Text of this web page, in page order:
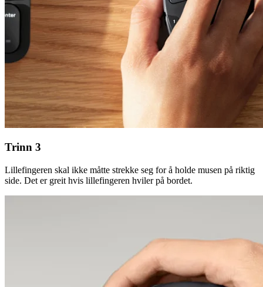
Trinn 3
Lillefingeren skal ikke måtte strekke seg for å holde musen på riktig
side. Det er greit hvis lillefingeren hviler på bordet.